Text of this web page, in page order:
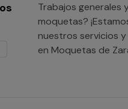
Trabajos generales
moquetas?
nuestros servicios
en Moquetas de